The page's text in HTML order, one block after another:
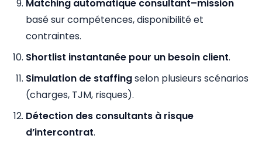
Matching automatique consultant–mission
basé sur compétences, disponibilité et
contraintes.
Shortlist instantanée pour un besoin client.
Simulation de staffingselon plusieurs scénarios
(charges, TJM, risques).
Détection des consultants à risque
d’intercontrat.